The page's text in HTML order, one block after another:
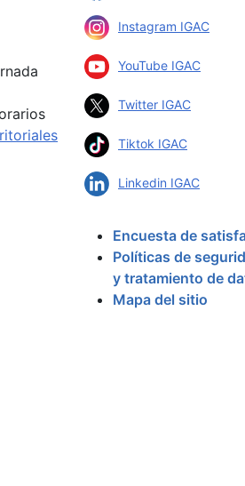
Instagram IGAC
YouTube IGAC
Twitter IGAC
Tiktok IGAC
Linkedin IGAC
Encuesta de
Políticas de
y tratamiento de
Mapa del sitio